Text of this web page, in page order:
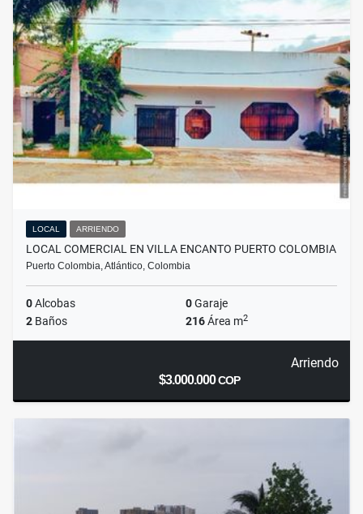
LOCAL ARRIENDO
LOCAL COMERCIAL EN VILLA ENCANTO PUERTO COLOMBIA
Puerto Colombia, Atlántico, Colombia
0Alcobas 0Garaje
2 Baños 216Área m2
Arriendo
$3.000.000COP